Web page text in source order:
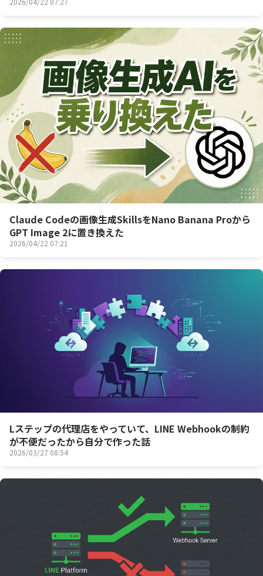
Claude Codeの画像生成SkillsをNano Banana Proから
GPT Image 2に置き換えた
2026/04/22 07:21
Lステップの代理店をやっていて、LINE Webhookの制約
が不便だったから自分で作った話
2026/03/27 08:54